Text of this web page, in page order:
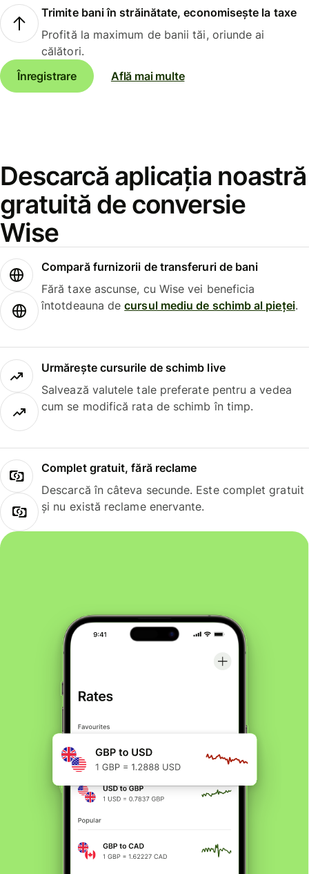
Trimite bani în străinătate, economisește la taxe
Profită la maximum de banii tăi, oriunde ai
călători.
Înregistrare
Află mai multe
Descarcă aplicația noastră
gratuită de conversie
Wise
Compară furnizorii de transferuri de bani
Fără taxe ascunse, cu Wise vei beneficia
întotdeauna decursul mediu de schimb al pieței.
Urmărește cursurile de schimb live
Salvează valutele tale preferate pentru a vedea
cum se modifică rata de schimb în timp.
Complet gratuit, fără reclame
Descarcă în câteva secunde. Este complet gratuit
și nu există reclame enervante.